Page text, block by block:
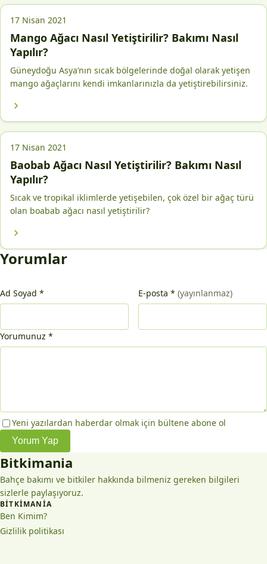
17 Nisan 2021
Mango Ağacı Nasıl Yetiştirilir? Bakımı Nasıl
Yapılır?
Güneydoğu Asya’nın sıcak bölgelerinde doğal olarak yetişen
mango ağaçlarını kendi imkanlarınızla da yetiştirebilirsiniz.
17 Nisan 2021
Baobab Ağacı Nasıl Yetiştirilir? Bakımı Nasıl
Yapılır?
Sıcak ve tropikal iklimlerde yetişebilen, çok özel bir ağaç türü
olan boabab ağacı nasıl yetiştirilir?
Yorumlar
Ad Soyad * E-posta * (yayınlanmaz)
Yorumunuz *
Yeni yazılardan haberdar olmak için bültene abone ol
Yorum Yap
Bitkimania
Bahçe bakımı ve bitkiler hakkında bilmeniz gereken bilgileri
sizlerle paylaşıyoruz.
BITKIMANIA
Ben Kimim?
Gizlilik politikası